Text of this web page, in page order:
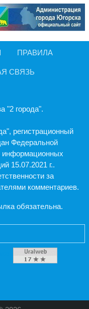
ПРАВИЛА
СВЯЗЬ
"2 города".
регистрационный
Федеральной
информационных
15.07.2021 г..
за
комментариев.
обязательна.